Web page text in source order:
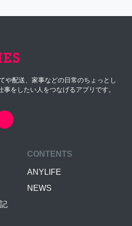
や配送、家事などの日常のちょっとし
をしたい人をつなげるアプリです。
CONTENTS
ANYLIFE
NEWS